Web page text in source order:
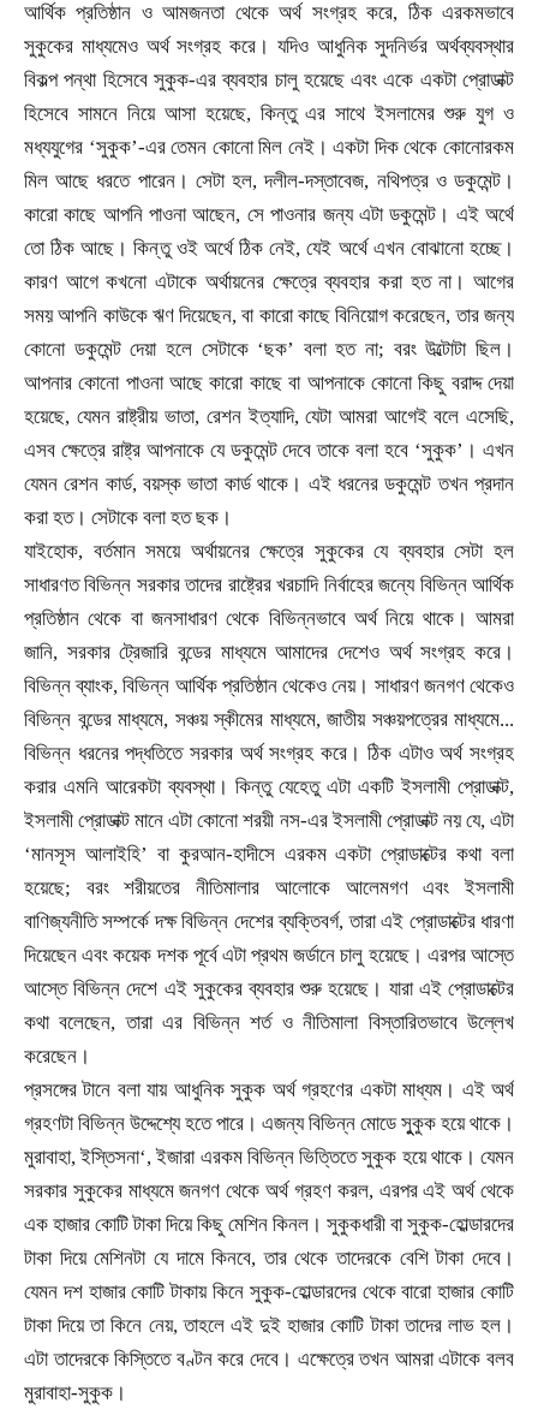
আর্থিক প্রতিষ্ঠান ও আমজনতা থেকে অর্থ সংগ্রহ করে, ঠিক এরকমভাবে
সুকুকের মাধ্যমেও অর্থ সংগ্রহ করে। যদিও আধুনিক সুদনির্ভর অর্থব্যবস্থার
বিকল্প পন্থা হিসেবে সুকুক-এর ব্যবহার চালু হয়েছে এবং একে একটা প্রোডাক্ট
হিসেবে সামনে নিয়ে আসা হয়েছে, কিন্তু এর সাথে ইসলামের শুরু যুগ ও
মধ্যযুগের ‘সুকুক’-এর তেমন কোনো মিল নেই। একটা দিক থেকে কোনোরকম
মিল আছে ধরতে পারেন। সেটা হল,দলীল-দস্তাবেজ, নথিপত্র ও ডকুমেন্ট।
কারো কাছে আপনি পাওনা আছেন, সে পাওনার জন্য এটা ডকুমেন্ট। এই অর্থে
তো ঠিক আছে। কিন্তু ওই অর্থে ঠিক নেই,যেই অর্থে এখন বোঝানো হচ্ছে।
কারণ আগে কখনো এটাকে অর্থায়নের ক্ষেত্রে ব্যবহার করা হত না। আগের
সময় আপনি কাউকে ঋণ দিয়েছেন,বা কারো কাছে বিনিয়োগ করেছেন,তার জন্য
কোনো ডকুমেন্ট দেয়া হলে সেটাকে ‘ছক’ বলা হত না; বরং উল্টোটা ছিল।
আপনার কোনো পাওনা আছে কারো কাছে বা আপনাকে কোনো কিছু বরাদ্দ দেয়া
হয়েছে, যেমন রাষ্ট্রীয় ভাতা, রেশন ইত্যাদি,যেটা আমরা আগেই বলে এসেছি,
এসব ক্ষেত্রে রাষ্ট্র আপনাকে যে ডকুমেন্ট দেবে তাকে বলা হবে ‘সুকুক’। এখন
যেমন রেশন কার্ড,বয়স্ক ভাতা কার্ড থাকে। এই ধরনের ডকুমেন্ট তখন প্রদান
করা হত। সেটাকে বলা হত ছক।
যাইহোক, বর্তমান সময়ে অর্থায়নের ক্ষেত্রে সুকুকের যে ব্যবহার সেটা হল
সাধারণত বিভিন্ন সরকার তাদের রাষ্ট্রের খরচাদি নির্বাহের জন্যে বিভিন্ন আর্থিক
প্রতিষ্ঠান থেকে বা জনসাধারণ থেকে বিভিন্নভাবে অর্থ নিয়ে থাকে। আমরা
জানি, সরকার ট্রেজারি বন্ডের মাধ্যমে আমাদের দেশেও অর্থ সংগ্রহ করে।
বিভিন্ন ব্যাংক,বিভিন্ন আর্থিক প্রতিষ্ঠান থেকেও নেয়। সাধারণ জনগণ থেকেও
বিভিন্ন বন্ডের মাধ্যমে, সঞ্চয় স্কীমের মাধ্যমে, জাতীয় সঞ্চয়পত্রের মাধ্যমে...
বিভিন্ন ধরনের পদ্ধতিতে সরকার অর্থ সংগ্রহ করে। ঠিক এটাও অর্থ সংগ্রহ
করার এমনি আরেকটা ব্যবস্থা। কিন্তু যেহেতু এটা একটি ইসলামী প্রোডাক্ট,
ইসলামী প্রোডাক্ট মানে এটা কোনো শরয়ী নস-এর ইসলামী প্রোডাক্ট নয় যে,এটা
‘মানসূস আলাইহি’ বা কুরআন-হাদীসে এরকম একটা প্রোডাক্টের কথা বলা
হয়েছে; বরং শরীয়তের নীতিমালার আলোকে আলেমগণ এবং ইসলামী
বাণিজ্যনীতি সম্পর্কে দক্ষ বিভিন্ন দেশের ব্যক্তিবর্গ,তারা এই প্রোডাক্টের ধারণা
দিয়েছেন এবং কয়েক দশক পূর্বে এটা প্রথম জর্ডানে চালু হয়েছে। এরপর আস্তে
আস্তে বিভিন্ন দেশে এই সুকুকের ব্যবহার শুরু হয়েছে। যারা এই প্রোডাক্টের
কথা বলেছেন,তারা এর বিভিন্ন শর্ত ও নীতিমালা বিস্তারিতভাবে উল্লেখ
করেছেন।
প্রসঙ্গের টানে বলা যায় আধুনিক সুকুক অর্থ গ্রহণের একটা মাধ্যম। এই অর্থ
গ্রহণটা বিভিন্ন উদ্দেশ্যে হতে পারে। এজন্য বিভিন্ন মোডে সুুকুক হয়ে থাকে।
মুরাবাহা,ইস্তিসনা‘,ইজারা এরকম বিভিন্ন ভিত্তিতে সুকুক হয়ে থাকে। যেমন
সরকার সুকুকের মাধ্যমে জনগণ থেকে অর্থ গ্রহণ করল, এরপর এই অর্থ থেকে
এক হাজার কোটি টাকা দিয়ে কিছু মেশিন কিনল। সুকুকধারী বা সুকুক-হোল্ডারদের
টাকা দিয়ে মেশিনটা যে দামে কিনবে,তার থেকে তাদেরকে বেশি টাকা দেবে।
যেমন দশ হাজার কোটি টাকায় কিনে সুকুক-হোল্ডারদের থেকে বারো হাজার কোটি
টাকা দিয়ে তা কিনে নেয়,তাহলে এই দুই হাজার কোটি টাকা তাদের লাভ হল।
এটা তাদেরকে কিস্তিতে বণ্টন করে দেবে। এক্ষেত্রে তখন আমরা এটাকে বলব
মুরাবাহা-সুকুক।